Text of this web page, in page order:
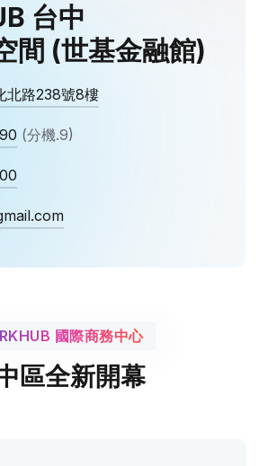
台中
間 (世基金融館)
北路238號8樓
(分機.9)
國際商務中心
區全新開幕